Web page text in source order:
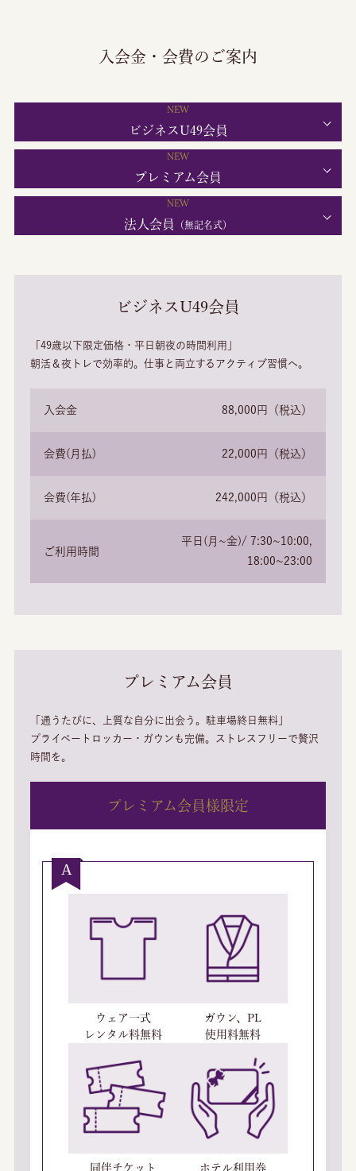
入会金・会費のご案内
NEW
ビジネスU49会員
NEW
プレミアム会員
NEW
法人会員 （無記名式）
ビジネスU49会員
「49歳以下限定価格・平日朝夜の時間利用」
朝活＆夜トレで効率的。 仕事と両立するアクティブ習慣へ。
入会金 88,000円（税込）
会費(月払) 22,000円（税込）
会費(年払) 242,000円（税込）
ご利用時間
平日(月~金)/ 7:30~10:00,
18:00~23:00
プレミアム会員
「通うたびに、上質な自分に出会う。駐車場終日無料」
プライベートロッカー・ガウンも完備。ストレスフリーで贅沢
時間を。
プレミアム会員様限定
ウェア一式
レンタル料無料
ガウン、PL
使用料無料
同伴チケット
ホテル利用券